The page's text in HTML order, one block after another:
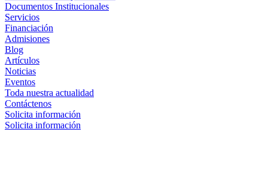
Documentos Institucionales
Servicios
Financiación
Admisiones
Blog
Artículos
Noticias
Eventos
Toda nuestra actualidad
Contáctenos
Solicita información
Solicita información